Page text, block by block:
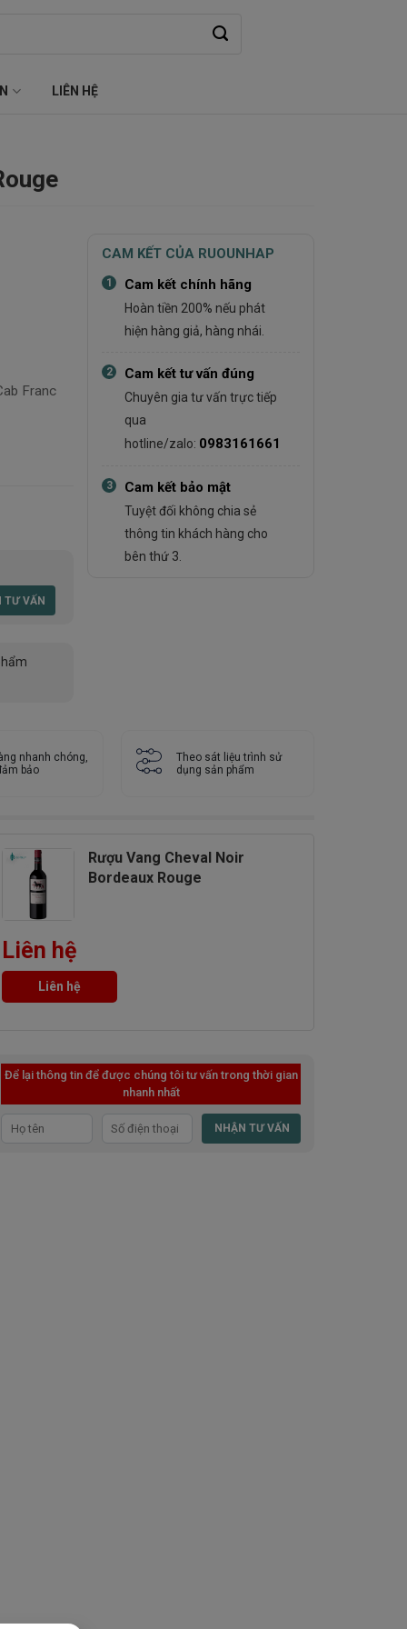
LIÊN HỆ
Franc
CAM KẾT CỦA RUOUNHAP
1 Cam kết chính hãng
Hoàn tiền 200% nếu phát
hiện hàng giả, hàng nhái.
2 Cam kết tư vấn đúng
Chuyên gia tư vấn trực tiếp
qua
hotline/zalo: 0983161661
3 Cam kết bảo mật
Tuyệt đối không chia sẻ
thông tin khách hàng cho
bên thứ 3.
nhanh chóng,
bảo
Theo sát liệu trình sử
dụng sản phẩm
Rượu Vang Cheval Noir
Bordeaux Rouge
Liên hệ
Liên hệ
Để lại thông tin để được chúng tôi tư vấn trong thời gian
nhanh nhất